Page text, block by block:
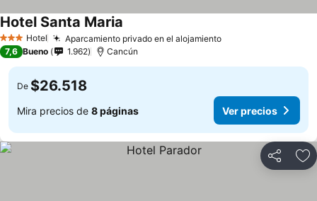
3 Estrellas
Hotel Aparcamiento privado en el alojamiento
Hotel Santa Maria
7,6 Bueno 1.962 Cancún
De $26.518
Mira precios de 8 páginas Ver precios
Compartir